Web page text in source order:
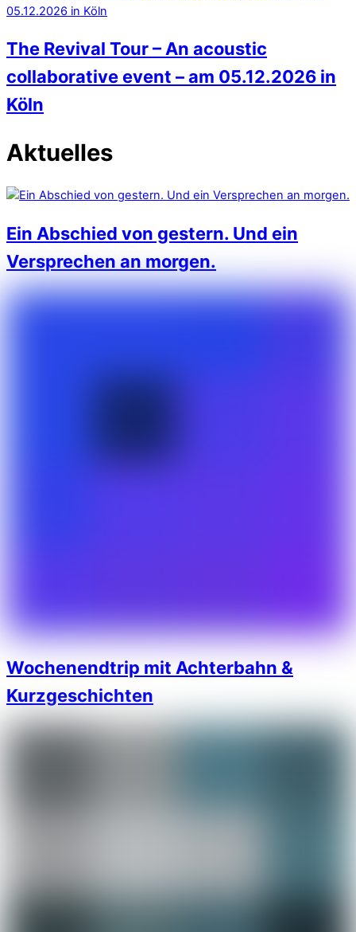
The Revival Tour – An acoustic
collaborative event – am 05.12.2026 in
Köln
Aktuelles
Ein Abschied von gestern. Und ein
Versprechen an morgen.
Wochenendtrip mit Achterbahn &
Kurzgeschichten